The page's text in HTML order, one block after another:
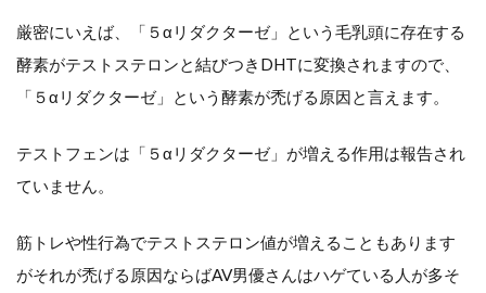
厳密にいえば、「５αリダクターゼ」という毛乳頭に存在する
酵素がテストステロンと結びつきDHTに変換されますので、
「５αリダクターゼ」という酵素が禿げる原因と言えます。
テストフェンは「５αリダクターゼ」が増える作用は報告され
ていません。
筋トレや性行為でテストステロン値が増えることもあります
がそれが禿げる原因ならばAV男優さんはハゲている人が多そ